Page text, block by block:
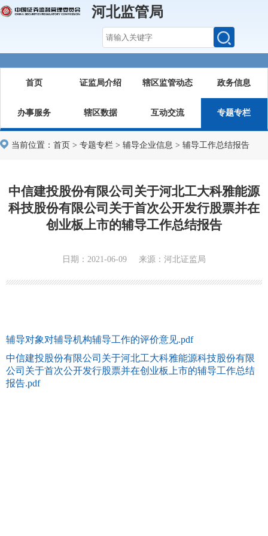
河北监管局
首页 证监局介绍 辖区监管动态 政务信息
办事服务 辖区数据 互动交流 专题专栏
当前位置： 首页 > 专题专栏 > 辅导企业信息 > 辅导工作总结报告
中信建投股份有限公司关于河北工大科雅能源
科技股份有限公司关于首次公开发行股票并在
创业板上市的辅导工作总结报告
日期：2021-06-09 来源：河北证监局
辅导对象对辅导机构辅导工作的评价意见.pdf
中信建投股份有限公司关于河北工大科雅能源科技股份有限
公司关于首次公开发行股票并在创业板上市的辅导工作总结
报告.pdf